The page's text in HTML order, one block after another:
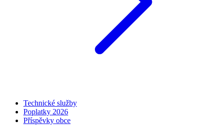
Technické služby
Poplatky 2026
Příspěvky obce